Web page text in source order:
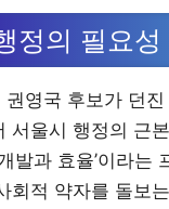
정의 필요성
권영국 후보가 던
서울시 행정의 근
발과 효율’이라는
회적 약자를 돌보